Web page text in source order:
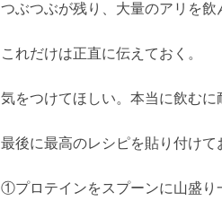
つぶつぶが残り、大量のアリを飲
これだけは正直に伝えておく。
気をつけてほしい。本当に飲むに
最後に最高のレシピを貼り付けて
①プロテインをスプーンに山盛り